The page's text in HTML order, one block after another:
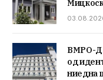
ВМРО-
од
ниедна